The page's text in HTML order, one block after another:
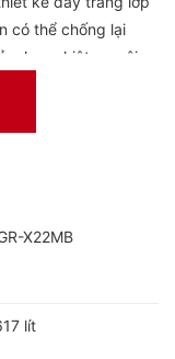
có thể chống lại
hao nhiệt ra môi
X22MB
lít